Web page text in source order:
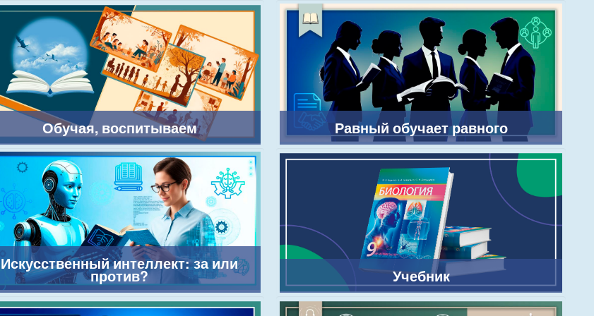
Обучая, воспитываем
Искусственный интеллект: за или
против?
Равный обучает равного
Учебник